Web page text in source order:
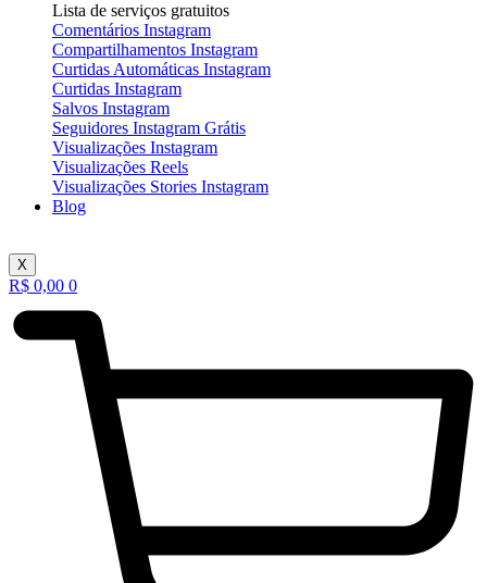
Lista de serviços gratuitos
Comentários Instagram
Compartilhamentos Instagram
Curtidas Automáticas Instagram
Curtidas Instagram
Salvos Instagram
Seguidores Instagram Grátis
Visualizações Instagram
Visualizações Reels
Visualizações Stories Instagram
Blog
X
R$ 0,00 0